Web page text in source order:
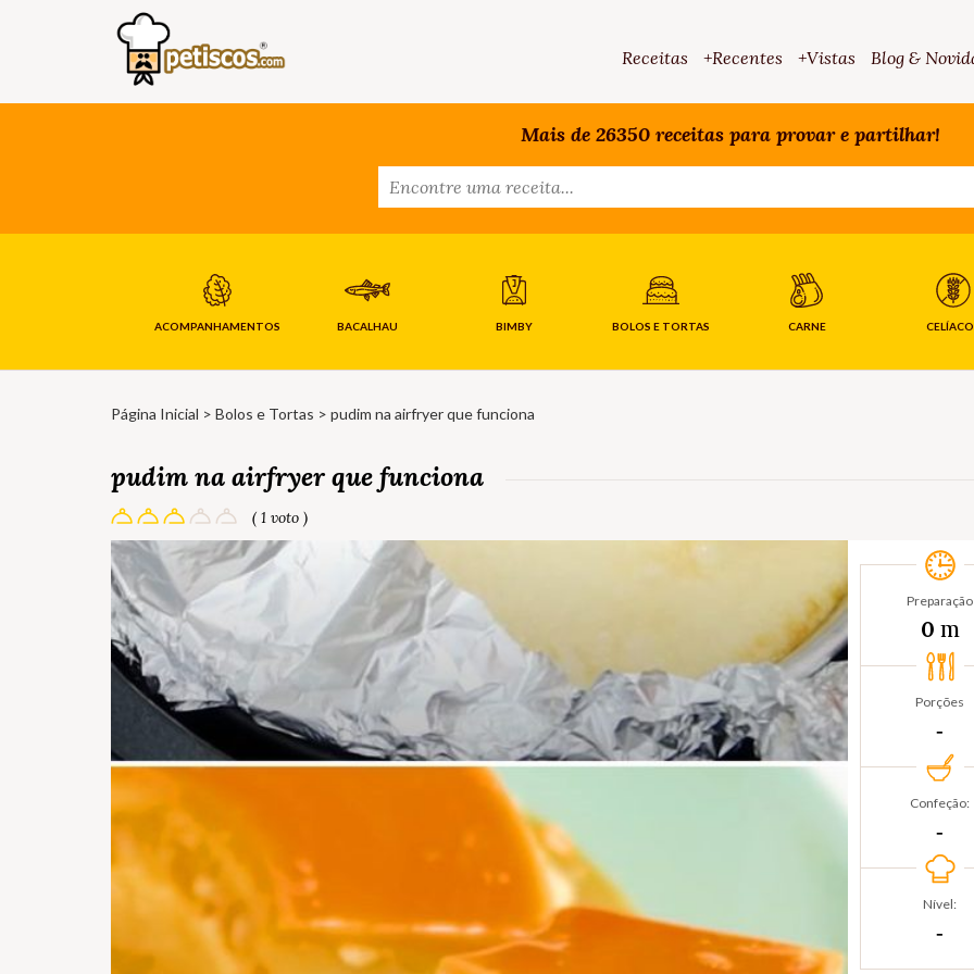
Receitas +Recentes +Vistas Blog &
Mais de 26350 receitas para provar e partilhar!
ACOMPANHAMENTOS BACALHAU BIMBY BOLOS E TORTAS CARNE
Página Inicial > Bolos e Tortas > pudim na airfryer que funciona
pudim na airfryer que funciona
( 1 voto )
Preparação
0 m
Porções
‐
Confeção:
‐
Nível:
‐